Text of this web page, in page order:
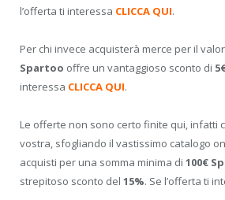
l’offerta ti interessa CLICCA QUI.
Per chi invece acquisterà merce per il
Spartoo offre un vantaggioso sconto di
interessa CLICCA QUI.
Le offerte non sono certo finite qui, infatti
vostra, sfogliando il vastissimo catalogo
acquisti per una somma minima di 100€
strepitoso sconto del 15%. Se l’offerta ti